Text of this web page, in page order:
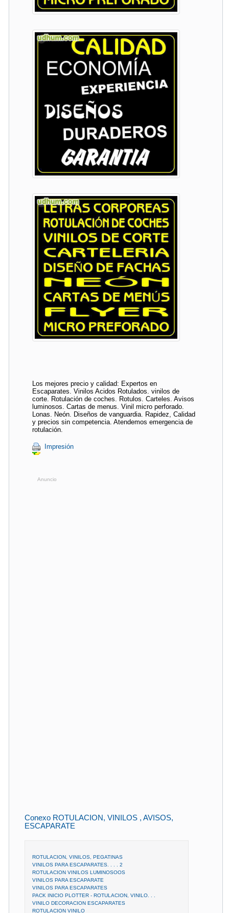
Los mejores precio y calidad: Expertos en
Escaparates. Vinilos Acidos Rotulados. vinilos de
corte. Rotulación de coches. Rotulos. Carteles. Avisos
luminosos. Cartas de menus. Vinil micro perforado.
Lonas. Neón. Diseños de vanguardia. Rapidez, Calidad
y precios sin competencia. Atendemos emergencia de
rotulación.
Impresión
Anuncio
Conexo ROTULACION, VINILOS , AVISOS,
ESCAPARATE
ROTULACION, VINILOS, PEGATINAS
VINILOS PARA ESCAPARATES. . . . 2
ROTULACION VINILOS LUMINOSOOS
VINILOS PARA ESCAPARATE
VINILOS PARA ESCAPARATES
PACK INICIO PLOTTER - ROTULACION, VINILO. . .
VINILO DECORACION ESCAPARATES
ROTULACION VINILO